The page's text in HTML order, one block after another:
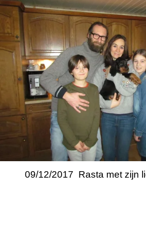
09/12/2017 Rasta met zijn